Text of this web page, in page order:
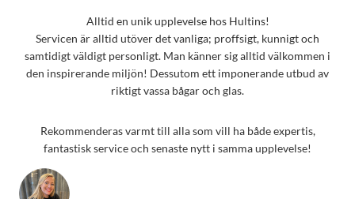
Alltid en unik upplevelse hos Hultins!
Servicen är alltid utöver det vanliga; proffsigt, kunnigt och
samtidigt väldigt personligt. Man känner sig alltid välkommen i
den inspirerande miljön! Dessutom ett imponerande utbud av
riktigt vassa bågar och glas.
Rekommenderas varmt till alla som vill ha både expertis,
fantastisk service och senaste nytt i samma upplevelse!